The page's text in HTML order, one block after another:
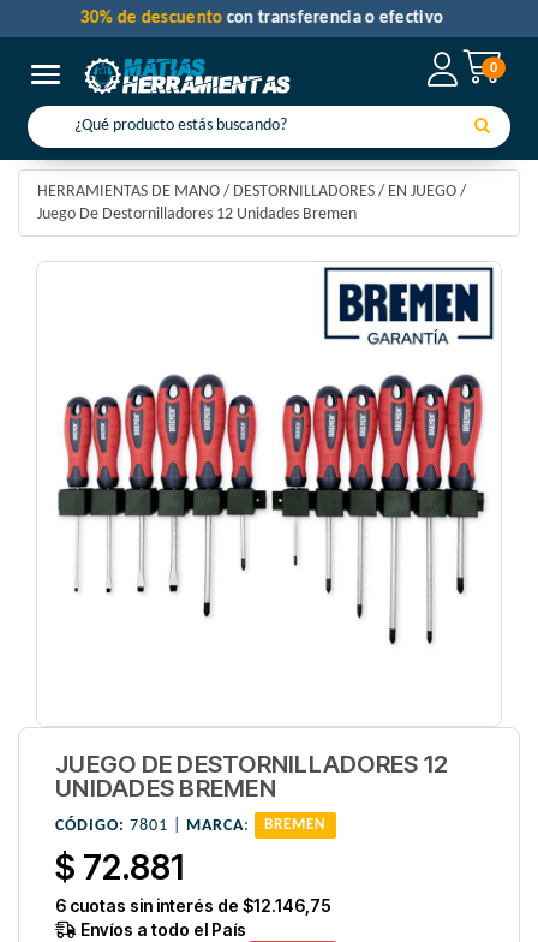
0
Toggle navigation
30% de descuentocon transferencia o efectivo
HERRAMIENTAS DE MANO / DESTORNILLADORES / EN JUEGO /
Juego De Destornilladores 12 Unidades Bremen
JUEGO DE DESTORNILLADORES 12
UNIDADES BREMEN
CÓDIGO: 7801 | MARCA: BREMEN
$ 72.881
6 cuotas sin interés de $12.146,75
Envíos a todo el País